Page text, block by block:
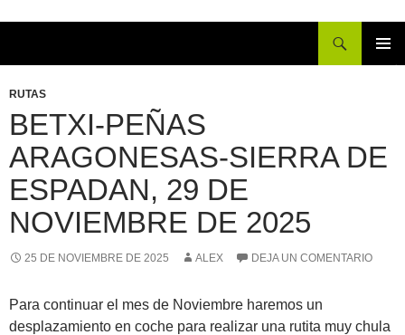
CONTENIDO
RUTAS
BETXI-PEÑAS
ARAGONESAS-SIERRA DE
ESPADAN, 29 DE
NOVIEMBRE DE 2025
25 DE NOVIEMBRE DE 2025 ALEX DEJA UN COMENTARIO
Para continuar el mes de Noviembre haremos un
desplazamiento en coche para realizar una rutita muy chula